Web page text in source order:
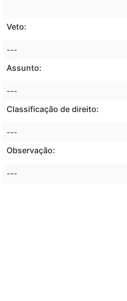
Veto:
---
Assunto:
---
Classificação de direito:
---
Observação:
---